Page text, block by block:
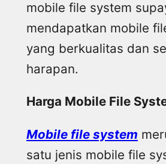
mobile file system
mendapatkan mobile
yang berkualitas dan
harapan.
Harga Mobile File
Mobile file system
satu jenis mobile file